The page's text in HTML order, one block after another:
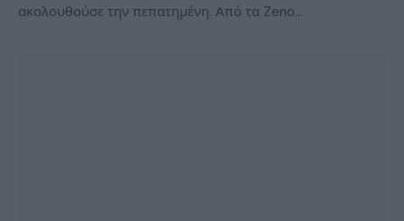
ακολουθούσε την πεπατημένη. Από τα Zeno…